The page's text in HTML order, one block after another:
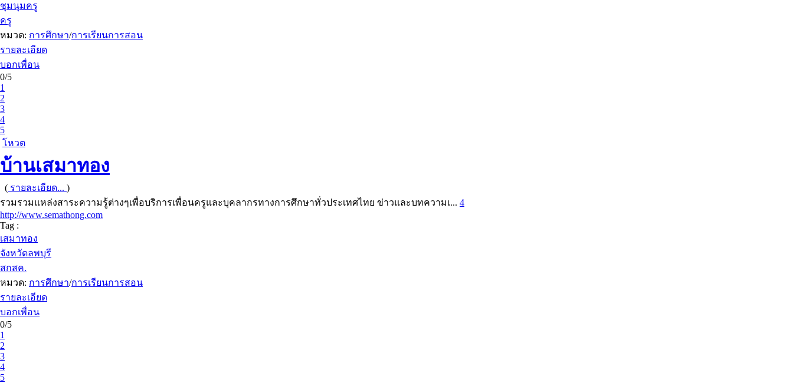
ชุมนุมครู
ครู
หมวด: การศึกษา/การเรียนการสอน
รายละเอียด
บอกเพื่อน
0/5
1
2
3
4
5
โหวต
บ้านเสมาทอง
( รายละเอียด... )
รวมรวมแหล่งสาระความรู้ต่างๆเพื่อบริการเพื่อนครูและบุคลากรทางการศึกษาทั่วประเทศไทย ข่าวและบทความเ... 4
http://www.semathong.com
Tag :
เสมาทอง
จังหวัดลพบุรี
สกสค.
หมวด: การศึกษา/การเรียนการสอน
รายละเอียด
บอกเพื่อน
0/5
1
2
3
4
5